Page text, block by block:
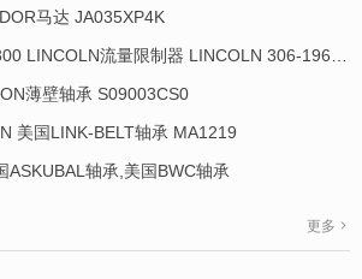
马达 JA035XP4K
薄壁轴承 S09003CS0
美国LINK-BELT轴承 MA1219
ASKUBAL轴承,美国BWC轴承
更多